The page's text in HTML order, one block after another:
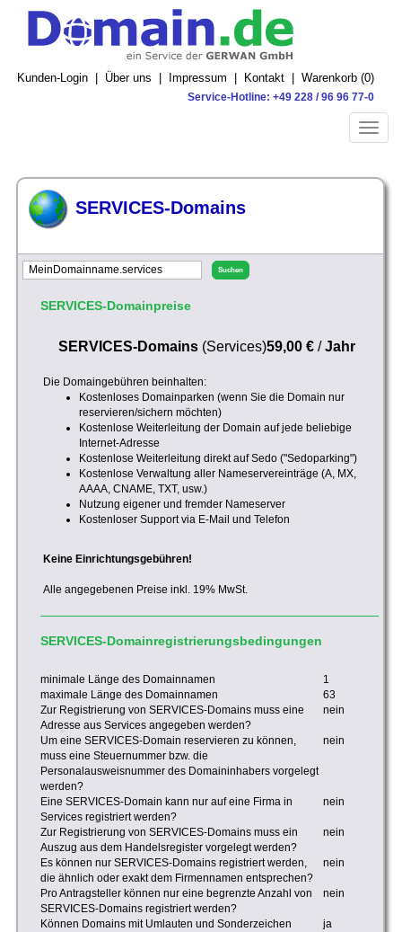
Kunden-Login Über uns Impressum Kontakt Warenkorb (0)
Service-Hotline: +49 228 / 96 96 77-0
Toggle
SERVICES-Domains
SERVICES-Domainpreise
SERVICES-Domains(Services)59,00 €/Jahr
Die Domaingebühren beinhalten:
Kostenloses Domainparken (wenn Sie die Domain nur
reservieren/sichern möchten)
Kostenlose Weiterleitung der Domain auf jede beliebige
Internet-Adresse
Kostenlose Weiterleitung direkt auf Sedo ("Sedoparking")
Kostenlose Verwaltung aller Nameservereinträge (A, MX,
AAAA, CNAME, TXT, usw.)
Nutzung eigener und fremder Nameserver
Kostenloser Support via E-Mail und Telefon
Keine Einrichtungsgebühren!
Alle angegebenen Preise inkl. 19% MwSt.
SERVICES-Domainregistrierungsbedingungen
minimale Länge des Domainnamen
1
maximale Länge des Domainnamen
63
Zur Registrierung von SERVICES-Domains muss eine
Adresse aus Services angegeben werden?
nein
Um eine SERVICES-Domain reservieren zu können,
muss eine Steuernummer bzw. die
Personalausweisnummer des Domaininhabers vorgelegt
werden?
nein
Eine SERVICES-Domain kann nur auf eine Firma in
Services registriert werden?
nein
Zur Registrierung von SERVICES-Domains muss ein
Auszug aus dem Handelsregister vorgelegt werden?
nein
Es können nur SERVICES-Domains registriert werden,
die ähnlich oder exakt dem Firmennamen entsprechen?
nein
Pro Antragsteller können nur eine begrenzte Anzahl von
SERVICES-Domains registriert werden?
nein
Können Domains mit Umlauten und Sonderzeichen
ja